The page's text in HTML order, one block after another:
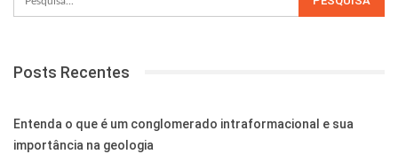
Posts Recentes
Entenda o que é um conglomerado intraformacional e sua
importância na geologia